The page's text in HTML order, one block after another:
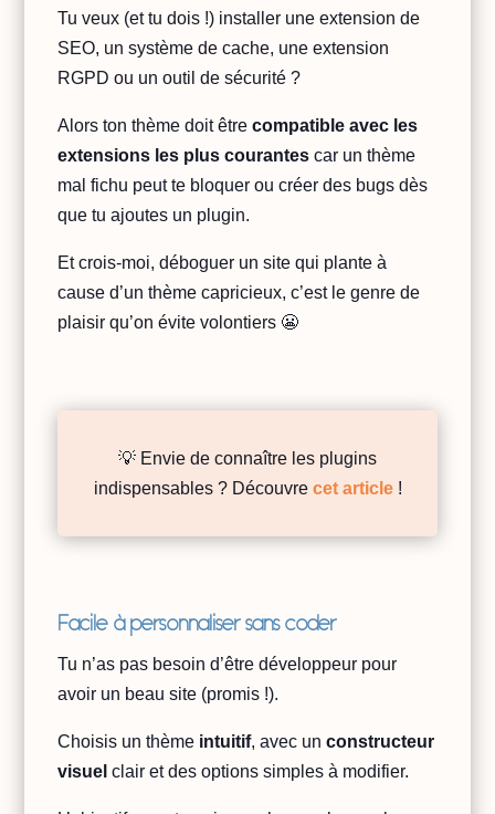
Tu veux (et tu dois !) installer une extension de
SEO, un système de cache, une extension
RGPD ou un outil de sécurité ?
Alors ton thème doit êtrecompatible avec les
extensions les plus courantes car un thème
mal fichu peut te bloquer ou créer des bugs dès
que tu ajoutes un plugin.
Et crois-moi, déboguer un site qui plante à
cause d’un thème capricieux, c’est le genre de
plaisir qu’on évite volontiers 😬
💡 Envie de connaître les plugins
indispensables ? Découvre cet article!
Facile à personnaliser sans coder
Tu n’as pas besoin d’être développeur pour
avoir un beau site (promis !).
Choisis un thème intuitif, avec unconstructeur
visuel clair et des options simples à modifier.